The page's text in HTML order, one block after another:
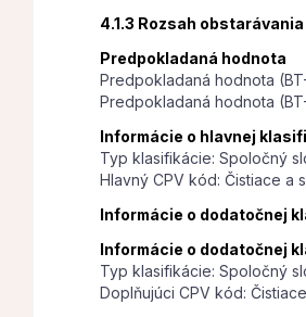
4.1.3 Rozsah obstarávania
Predpokladaná hodnota
Predpokladaná hodnota
Predpokladaná hodnota
Informácie o hlavnej
Typ klasifikácie: Spoločný
Hlavný CPV kód: Čistiace a
Informácie o dodatočnej
Informácie o dodatočnej
Typ klasifikácie: Spoločný
Doplňujúci CPV kód: